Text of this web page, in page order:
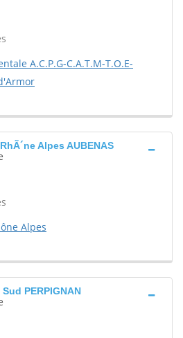
A.C.P.G-C.A.T.M-T.O.E-
Alpes AUBENAS
Alpes
PERPIGNAN